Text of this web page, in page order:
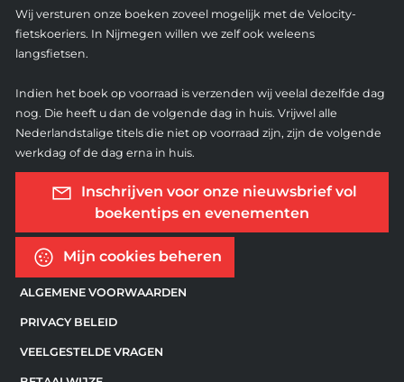
Wij versturen onze boeken zoveel mogelijk met de Velocity-
fietskoeriers. In Nijmegen willen we zelf ook weleens
langsfietsen.
Indien het boek op voorraad is verzenden wij veelal dezelfde dag
nog. Die heeft u dan de volgende dag in huis. Vrijwel alle
Nederlandstalige titels die niet op voorraad zijn, zijn de volgende
werkdag of de dag erna in huis.
Inschrijven voor onze nieuwsbrief vol
boekentips en evenementen
Mijn cookies beheren
ALGEMENE VOORWAARDEN
PRIVACY BELEID
VEELGESTELDE VRAGEN